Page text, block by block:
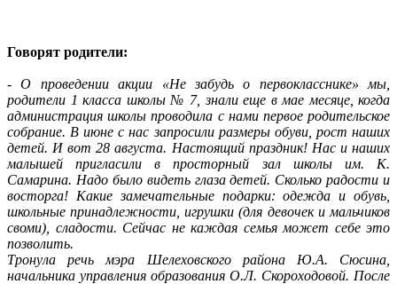
Говорят родители:
- О проведении акции «Не забудь о первокласснике» мы,
родители 1 класса школы № 7, знали еще в мае месяце, когда
администрация школы проводила с нами первое родительское
собрание. В июне с нас запросили размеры обуви, рост наших
детей. И вот 28 августа. Настоящий праздник! Нас и наших
малышей пригласили в просторный зал школы им. К.
Самарина. Надо было видеть глаза детей. Сколько радости и
восторга! Какие замечательные подарки: одежда и обувь,
школьные принадлежности, игрушки (для девочек и мальчиков
своми), сладости. Сейчас не каждая семья может себе это
позволить.
Тронула речь мэра Шелеховского района Ю.А. Сюсина,
начальника управления образования О.Л. Скороходовой. После